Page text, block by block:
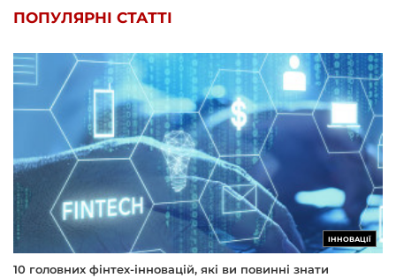
ПОПУЛЯРНІ СТАТТІ
ІННОВАЦІЇ
10 головних фінтех-інновацій, які ви повинні знати